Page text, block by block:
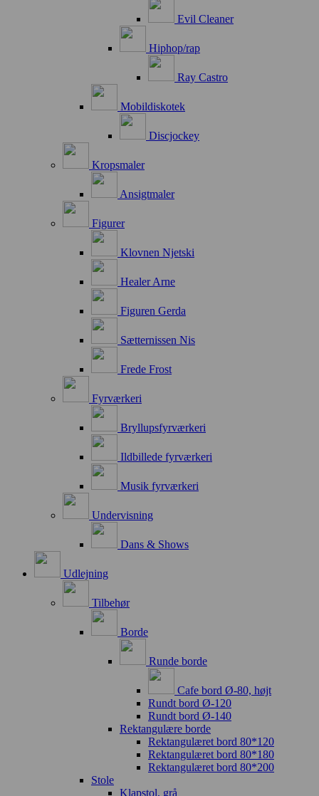
Evil Cleaner
Hiphop/rap
Ray Castro
Mobildiskotek
Discjockey
Kropsmaler
Ansigtmaler
Figurer
Klovnen Njetski
Healer Arne
Figuren Gerda
Sætternissen Nis
Frede Frost
Fyrværkeri
Bryllupsfyrværkeri
Ildbillede fyrværkeri
Musik fyrværkeri
Undervisning
Dans & Shows
Udlejning
Tilbehør
Borde
Runde borde
Cafe bord Ø-80, højt
Rundt bord Ø-120
Rundt bord Ø-140
Rektangulære borde
Rektangulæret bord 80*120
Rektangulæret bord 80*180
Rektangulæret bord 80*200
Stole
Klapstol, grå